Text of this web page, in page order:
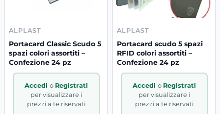
ALPLAST
Portacard Classic Scudo 5
spazi colori assortiti –
Confezione 24 pz
Accedi o Registrati
per visualizzare i
prezzi a te riservati
ALPLAST
Portacard scudo 5 spazi
RFID colori assortiti –
Confezione 24 pz
Accedi o Registrati
per visualizzare i
prezzi a te riservati